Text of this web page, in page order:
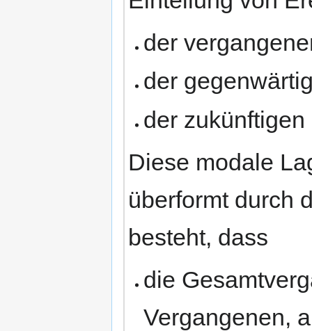
der
der
der
Diese modale
überformt durch
besteht, dass
die
Vergangenen,